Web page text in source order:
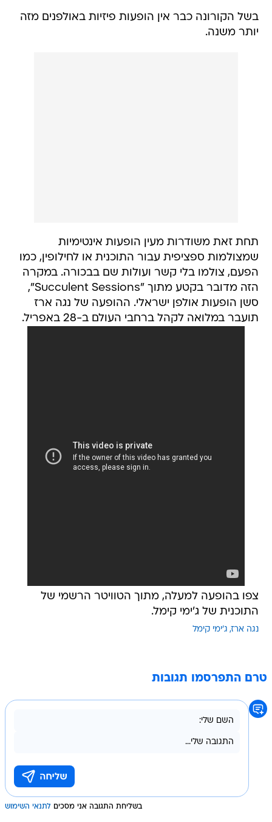
בשל הקורונה כבר אין הופעות פיזיות באולפנים מזה
יותר משנה.
תחת זאת משודרות מעין הופעות אינטימיות
שמצולמות ספציפית עבור התוכנית או לחילופין, כמו
הפעם, צולמו בלי קשר ועולות שם בבכורה. במקרה
הזה מדובר בקטע מתוך "Succulent Sessions",
סשן הופעות אולפן ישראלי. ההופעה של נגה ארז
תועבר במלואה לקהל ברחבי העולם ב-28 באפריל.
צפו בהופעה למעלה, מתוך הטוויטר הרשמי של
התוכנית של ג'ימי קימל.
נגה ארז ג'ימי קימל
טרם התפרסמו תגובות
בשליחת התגובה אני מסכים לתנאי השימוש